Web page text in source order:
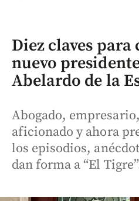
Diez claves para
nuevo
Abelardo de la
Abogado,
aficionado y ahora
los episodios,
dan forma a “El